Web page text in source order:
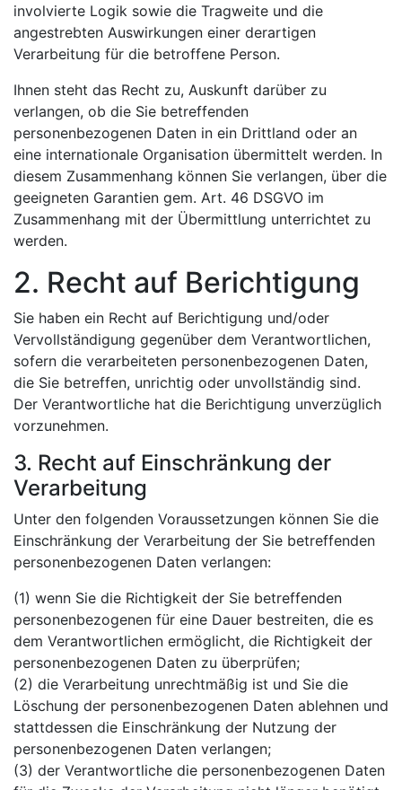
involvierte Logik sowie die Tragweite und die
angestrebten Auswirkungen einer derartigen
Verarbeitung für die betroffene Person.
Ihnen steht das Recht zu, Auskunft darüber zu
verlangen, ob die Sie betreffenden
personenbezogenen Daten in ein Drittland oder an
eine internationale Organisation übermittelt werden. In
diesem Zusammenhang können Sie verlangen, über die
geeigneten Garantien gem. Art. 46 DSGVO im
Zusammenhang mit der Übermittlung unterrichtet zu
werden.
2. Recht auf Berichtigung
Sie haben ein Recht auf Berichtigung und/oder
Vervollständigung gegenüber dem Verantwortlichen,
sofern die verarbeiteten personenbezogenen Daten,
die Sie betreffen, unrichtig oder unvollständig sind.
Der Verantwortliche hat die Berichtigung unverzüglich
vorzunehmen.
3. Recht auf Einschränkung der
Verarbeitung
Unter den folgenden Voraussetzungen können Sie die
Einschränkung der Verarbeitung der Sie betreffenden
personenbezogenen Daten verlangen:
(1) wenn Sie die Richtigkeit der Sie betreffenden
personenbezogenen für eine Dauer bestreiten, die es
dem Verantwortlichen ermöglicht, die Richtigkeit der
personenbezogenen Daten zu überprüfen;
(2) die Verarbeitung unrechtmäßig ist und Sie die
Löschung der personenbezogenen Daten ablehnen und
stattdessen die Einschränkung der Nutzung der
personenbezogenen Daten verlangen;
(3) der Verantwortliche die personenbezogenen Daten